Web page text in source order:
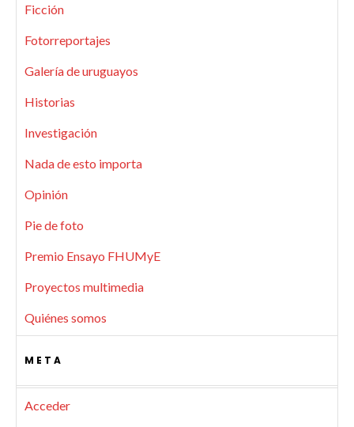
Ficción
Fotorreportajes
Galería de uruguayos
Historias
Investigación
Nada de esto importa
Opinión
Pie de foto
Premio Ensayo FHUMyE
Proyectos multimedia
Quiénes somos
META
Acceder